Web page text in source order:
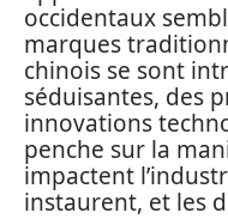
occidentaux
marques
chinois se sont
séduisantes, des
innovations
penche sur la
impactent
instaurent, et les